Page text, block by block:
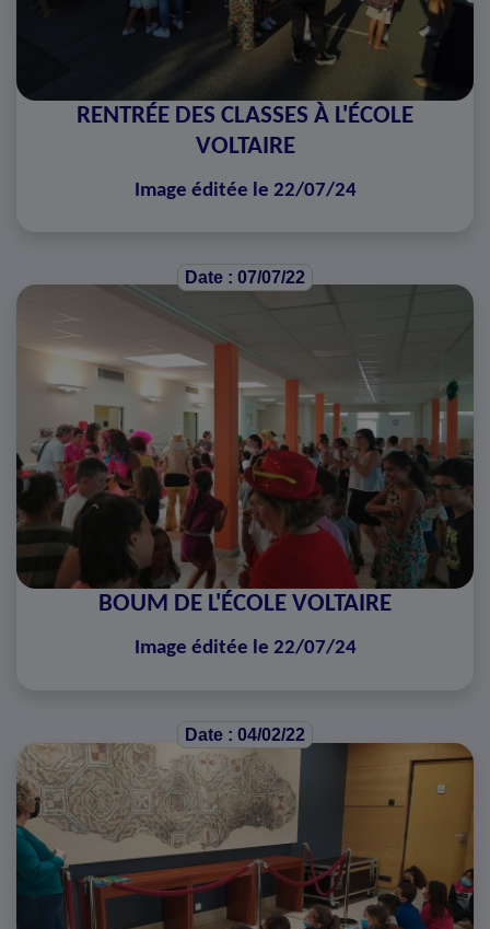
RENTRÉE DES CLASSES À L'ÉCOLE
VOLTAIRE
Image éditée le 22/07/24
Date : 07/07/22
BOUM DE L'ÉCOLE VOLTAIRE
Image éditée le 22/07/24
Date : 04/02/22